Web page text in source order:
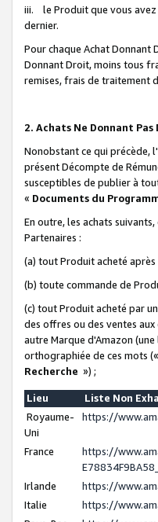
iii. le Produit que vous avez
dernier.
Pour chaque Achat Donnant
Donnant Droit, moins tous
remises, frais de traitement
2. Achats Ne Donnant Pas
Nonobstant ce qui précède,
présent Décompte de
susceptibles de publier à
« Documents du
En outre, les achats
Partenaires :
(a) tout Produit acheté
(b) toute commande de
(c) tout Produit acheté par
des offres ou des ventes
autre Marque d'Amazon
orthographiée de ces mots
Recherche ») ;
Lieu
Liste Non
Royaume-
Uni
https://
France
https://
Irlande
https://
Italie
https://